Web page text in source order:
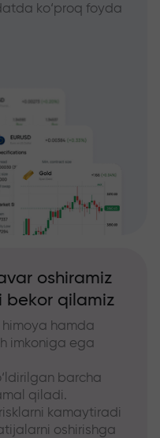
ko‘proq foyda
oshiramiz
bekor qilamiz
hamda
imkoniga ega
barcha
qiladi.
kamaytiradi
oshirishga